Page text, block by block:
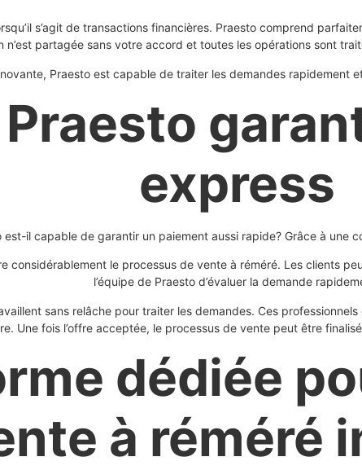
s’agit de transactions financières. Praesto comprend
n’est partagée sans votre accord et toutes les opérations sont
Praesto est capable de traiter les demandes rapidement
express
est-il capable de garantir un paiement aussi rapide? Grâce à une
considérablement le processus de vente à réméré. Les clients
l’équipe de Praesto d’évaluer la demande
sans relâche pour traiter les demandes. Ces
Une fois l’offre acceptée, le processus de vente peut être
dédiée
à réméré